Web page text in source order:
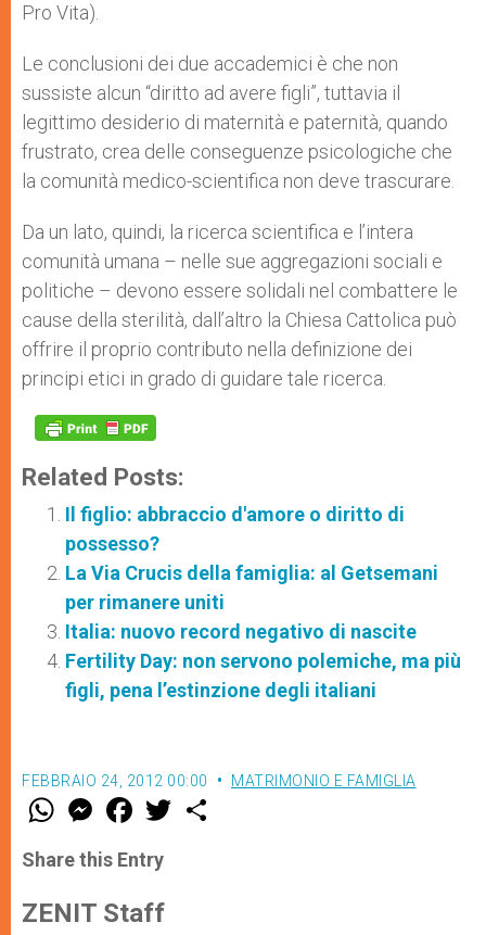
Pro Vita).
Le conclusioni dei due accademici è che non
sussiste alcun “diritto ad avere figli”, tuttavia il
legittimo desiderio di maternità e paternità, quando
frustrato, crea delle conseguenze psicologiche che
la comunità medico-scientifica non deve trascurare.
Da un lato, quindi, la ricerca scientifica e l’intera
comunità umana – nelle sue aggregazioni sociali e
politiche – devono essere solidali nel combattere le
cause della sterilità, dall’altro la Chiesa Cattolica può
offrire il proprio contributo nella definizione dei
principi etici in grado di guidare tale ricerca.
Related Posts:
Il figlio: abbraccio d'amore o diritto di
possesso?
La Via Crucis della famiglia: al Getsemani
per rimanere uniti
Italia: nuovo record negativo di nascite
Fertility Day: non servono polemiche, ma più
figli, pena l’estinzione degli italiani
FEBBRAIO 24, 2012 00:00 MATRIMONIO E FAMIGLIA
W
t
s
p
p
M
e
s
e
g
e
F
a
e
b
o
k
w
Share this Entry
ZENIT Staff